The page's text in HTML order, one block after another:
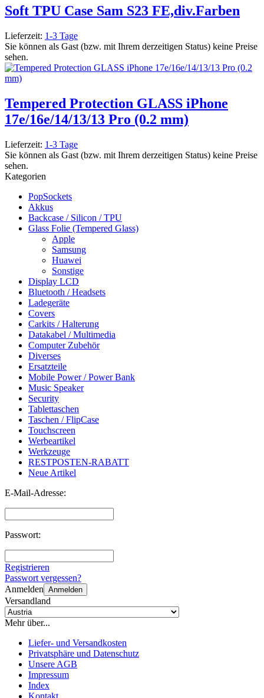
Soft TPU Case Sam S23 FE,div.Farben
Lieferzeit: 1-3 Tage
Sie können als Gast (bzw. mit Ihrem derzeitigen Status) keine Preise
sehen.
Tempered Protection GLASS iPhone
17e/16e/14/13/13 Pro (0.2 mm)
Lieferzeit: 1-3 Tage
Sie können als Gast (bzw. mit Ihrem derzeitigen Status) keine Preise
sehen.
Kategorien
PopSockets
Akkus
Backcase / Silicon / TPU
Glass Folie (Tempered Glass)
Apple
Samsung
Huawei
Sonstige
Display LCD
Bluetooth / Headsets
Ladegeräte
Covers
Carkits / Halterung
Datakabel / Multimedia
Computer Zubehör
Diverses
Ersatzteile
Mobile Power / Power Bank
Music Speaker
Security
Tablettaschen
Taschen / FlipCase
Touchscreen
Werbeartikel
Werkzeuge
RESTPOSTEN-RABATT
Neue Artikel
E-Mail-Adresse:
Passwort:
Registrieren
Passwort vergessen?
Anmelden Anmelden
Versandland
Mehr über...
Liefer- und Versandkosten
Privatsphäre und Datenschutz
Unsere AGB
Impressum
Index
Kontakt